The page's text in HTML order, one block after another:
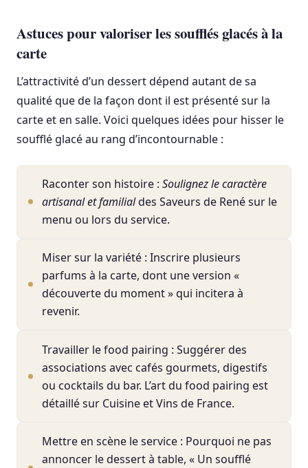
Astuces pour valoriser les soufflés glacés à la
carte
L’attractivité d’un dessert dépend autant de sa
qualité que de la façon dont il est présenté sur la
carte et en salle. Voici quelques idées pour hisser le
soufflé glacé au rang d’incontournable :
Raconter son histoire : Soulignez le caractère
artisanal et familialdes Saveurs de René sur le
menu ou lors du service.
Miser sur la variété : Inscrire plusieurs
parfums à la carte, dont une version «
découverte du moment » qui incitera à
revenir.
Travailler le food pairing : Suggérer des
associations avec cafés gourmets, digestifs
ou cocktails du bar. L’art du food pairing est
détaillé sur Cuisine et Vins de France.
Mettre en scène le service : Pourquoi ne pas
annoncer le dessert à table, « Un soufflé